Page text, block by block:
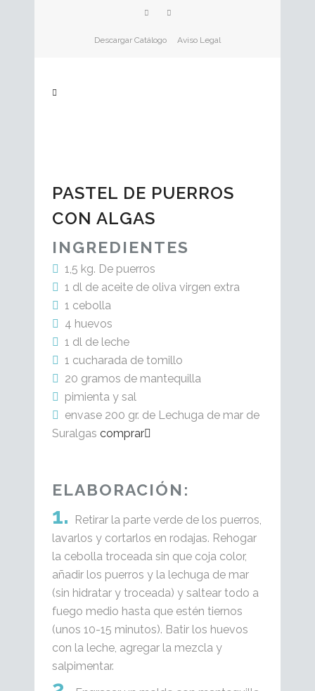
Descargar Catálogo Aviso Legal
PASTEL DE PUERROS
CON ALGAS
INGREDIENTES
1,5 kg. De puerros
1 dl de aceite de oliva virgen extra
1 cebolla
4 huevos
1 dl de leche
1 cucharada de tomillo
20 gramos de mantequilla
pimienta y sal
envase 200 gr. de Lechuga de mar de
Suralgas comprar
ELABORACIÓN:
Retirar la parte verde de los puerros,
lavarlos y cortarlos en rodajas. Rehogar
la cebolla troceada sin que coja color,
añadir los puerros y la lechuga de mar
(sin hidratar y troceada) y saltear todo a
fuego medio hasta que estén tiernos
(unos 10-15 minutos). Batir los huevos
con la leche, agregar la mezcla y
salpimentar.